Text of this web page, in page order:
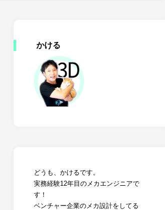
かける
どうも、かけるです。
実務経験12年目のメカエンジニアで
す！
ベンチャー企業のメカ設計をしてる